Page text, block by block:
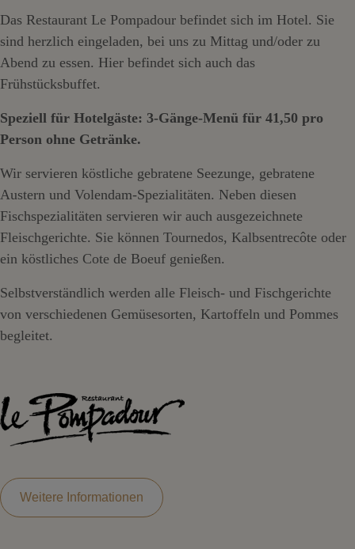
Das Restaurant Le Pompadour befindet sich im Hotel. Sie
sind herzlich eingeladen, bei uns zu Mittag und/oder zu
Abend zu essen. Hier befindet sich auch das
Frühstücksbuffet.
Speziell für Hotelgäste: 3-Gänge-Menü für 41,50 pro
Person ohne Getränke.
Wir servieren köstliche gebratene Seezunge, gebratene
Austern und Volendam-Spezialitäten. Neben diesen
Fischspezialitäten servieren wir auch ausgezeichnete
Fleischgerichte. Sie können Tournedos, Kalbsentrecôte oder
ein köstliches Cote de Boeuf genießen.
Selbstverständlich werden alle Fleisch- und Fischgerichte
von verschiedenen Gemüsesorten, Kartoffeln und Pommes
begleitet.
Weitere Informationen